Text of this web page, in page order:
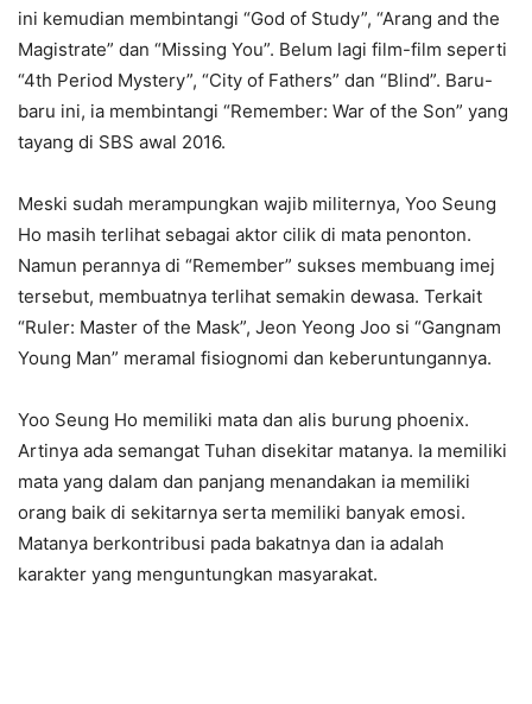
ini kemudian membintangi “God of Study”, “Arang and the
Magistrate” dan “Missing You”. Belum lagi film-film seperti
“4th Period Mystery”, “City of Fathers” dan “Blind”. Baru-
baru ini, ia membintangi “Remember: War of the Son” yang
tayang di SBS awal 2016.
Meski sudah merampungkan wajib militernya, Yoo Seung
Ho masih terlihat sebagai aktor cilik di mata penonton.
Namun perannya di “Remember” sukses membuang imej
tersebut, membuatnya terlihat semakin dewasa. Terkait
“Ruler: Master of the Mask”, Jeon Yeong Joo si “Gangnam
Young Man” meramal fisiognomi dan keberuntungannya.
Yoo Seung Ho memiliki mata dan alis burung phoenix.
Artinya ada semangat Tuhan disekitar matanya. Ia memiliki
mata yang dalam dan panjang menandakan ia memiliki
orang baik di sekitarnya serta memiliki banyak emosi.
Matanya berkontribusi pada bakatnya dan ia adalah
karakter yang menguntungkan masyarakat.